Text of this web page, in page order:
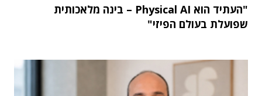
"העתיד הוא Physical AI – בינה מלאכותית
שפועלת בעולם הפיזי"